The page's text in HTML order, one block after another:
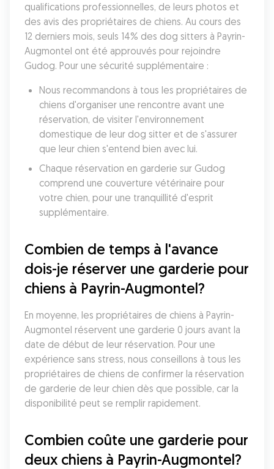
qualifications professionnelles, de leurs photos et
des avis des propriétaires de chiens. Au cours des
12 derniers mois, seuls 14% des dog sitters à Payrin-
Augmontel ont été approuvés pour rejoindre
Gudog. Pour une sécurité supplémentaire :
Nous recommandons à tous les propriétaires de
chiens d'organiser une rencontre avant une
réservation, de visiter l'environnement
domestique de leur dog sitter et de s'assurer
que leur chien s'entend bien avec lui.
Chaque réservation en garderie sur Gudog
comprend une couverture vétérinaire pour
votre chien, pour une tranquillité d'esprit
supplémentaire.
Combien de temps à l'avance
dois-je réserver une garderie pour
chiens à Payrin-Augmontel?
En moyenne, les propriétaires de chiens à Payrin-
Augmontel réservent une garderie 0 jours avant la
date de début de leur réservation. Pour une
expérience sans stress, nous conseillons à tous les
propriétaires de chiens de confirmer la réservation
de garderie de leur chien dès que possible, car la
disponibilité peut se remplir rapidement.
Combien coûte une garderie pour
deux chiens à Payrin-Augmontel?